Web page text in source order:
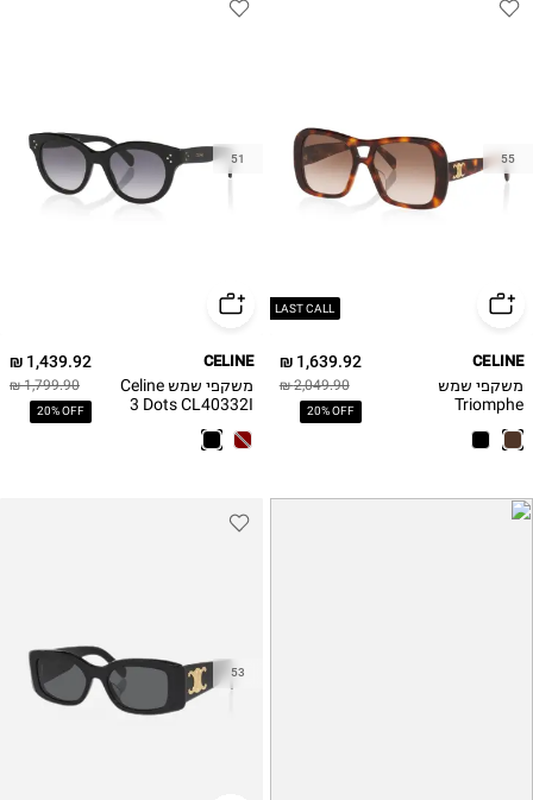
LAST CALL
55
1,639.92 ₪
2,049.90 ₪
20% OFF
CELINE
משקפי שמש
Triomphe
51
1,439.92 ₪
1,799.90 ₪
20% OFF
CELINE
משקפי שמש Celine
3 Dots CL40332I
53